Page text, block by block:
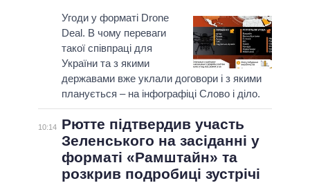
Угоди у форматі Drone
Deal. В чому переваги
такої співпраці для
України та з якими
державами вже уклали договори і з якими
планується – на інфографіці Слово і діло.
10:14
Рютте підтвердив участь
Зеленського на засіданні у
форматі «Рамштайн» та
розкрив подробиці зустрічі